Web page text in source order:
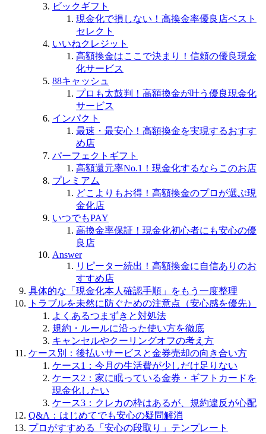
ビックギフト
現金化で損しない！高換金率優良店ベスト
セレクト
いいねクレジット
高額換金はここで決まり！信頼の優良現金
化サービス
88キャッシュ
プロも太鼓判！高額換金が叶う優良現金化
サービス
インパクト
最速・最安心！高額換金を実現するおすす
め店
パーフェクトギフト
高額還元率No.1！現金化するならこのお店
プレミアム
どこよりもお得！高額換金のプロが選ぶ現
金化店
いつでもPAY
高換金率保証！現金化初心者にも安心の優
良店
Answer
リピーター続出！高額換金に自信ありのお
すすめ店
具体的な「現金化本人確認手順」をもう一度整理
トラブルを未然に防ぐための注意点（安心感を優先）
よくあるつまずきと対処法
規約・ルールに沿った使い方を徹底
キャンセルやクーリングオフの考え方
ケース別：後払いサービスと金券売却の向き合い方
ケース1：今月の生活費が少しだけ足りない
ケース2：家に眠っている金券・ギフトカードを
現金化したい
ケース3：クレカの枠はあるが、規約違反が心配
Q&A：はじめてでも安心の疑問解消
プロがすすめる「安心の段取り」テンプレート